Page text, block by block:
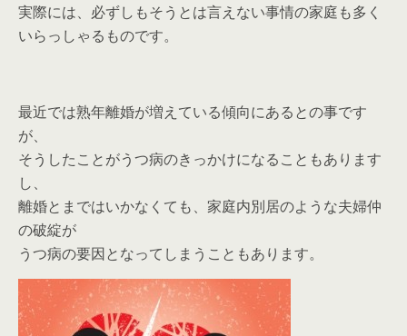
実際には、必ずしもそうとは言えない事情の家庭も多く
いらっしゃるものです。
最近では熟年離婚が増えている傾向にあるとの事です
が、
そうしたことがうつ病のきっかけになることもあります
し、
離婚とまではいかなくても、家庭内別居のような夫婦仲
の破綻が
うつ病の要因となってしまうこともあります。